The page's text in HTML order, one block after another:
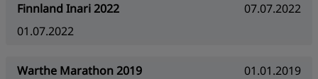
Finnland Inari 2022
07.07.2022
01.07.2022
Warthe Marathon 2019
01.01.2019